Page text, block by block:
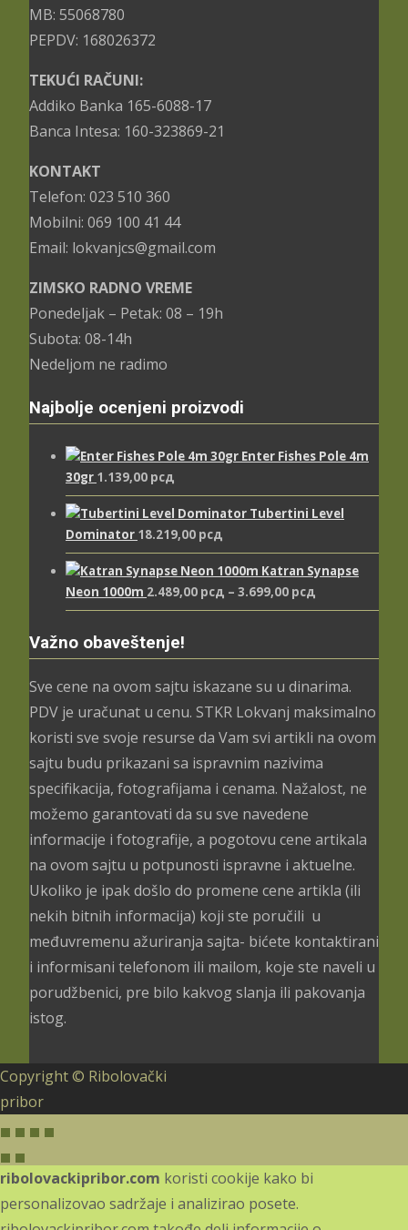
MB: 55068780
PEPDV: 168026372
TEKUĆI RAČUNI:
Addiko Banka 165-6088-17
Banca Intesa: 160-323869-21
KONTAKT
Telefon: 023 510 360
Mobilni: 069 100 41 44
Email: lokvanjcs@gmail.com
ZIMSKO RADNO VREME
Ponedeljak – Petak: 08 – 19h
Subota: 08-14h
Nedeljom ne radimo
Najbolje ocenjeni proizvodi
Enter Fishes Pole 4m
30gr 1.139,00 рсд
Tubertini Level
Dominator 18.219,00 рсд
Katran Synapse
Neon 1000m 2.489,00 рсд – 3.699,00 рсд
цена:
3.699,00 рсд
Važno obaveštenje!
Sve cene na ovom sajtu iskazane su u dinarima.
PDV je uračunat u cenu. STKR Lokvanj maksimalno
koristi sve svoje resurse da Vam svi artikli na ovom
sajtu budu prikazani sa ispravnim nazivima
specifikacija, fotografijama i cenama. Nažalost, ne
možemo garantovati da su sve navedene
informacije i fotografije, a pogotovu cene artikala
na ovom sajtu u potpunosti ispravne i aktuelne.
Ukoliko je ipak došlo do promene cene artikla (ili
nekih bitnih informacija) koji ste poručili u
međuvremenu ažuriranja sajta- bićete kontaktirani
i informisani telefonom ili mailom, koje ste naveli u
porudžbenici, pre bilo kakvog slanja ili pakovanja
istog.
Copyright © Ribolovački
pribor
ribolovackipribor.com koristi cookije kako bi
personalizovao sadržaje i analizirao posete.